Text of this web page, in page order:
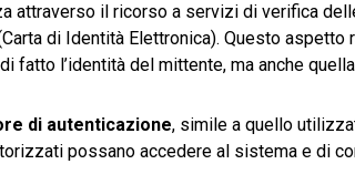
attraverso il ricorso a servizi di verifica
di Identità Elettronica). Questo
fatto l’identità del mittente, ma anche
di autenticazione, simile a quello
possano accedere al sistema e di